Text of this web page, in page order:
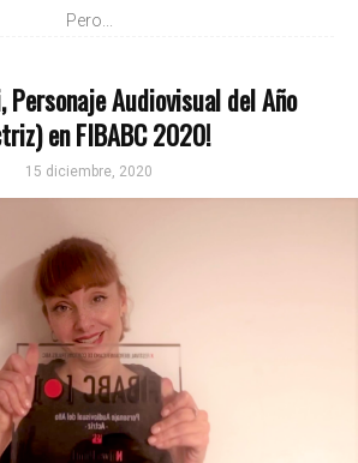
Pero...
Personaje Audiovisual del Año
en FIBABC 2020!
15 diciembre, 2020